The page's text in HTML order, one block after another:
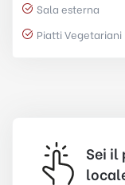
Sala esterna
Piatti Vegetariani
Sei il